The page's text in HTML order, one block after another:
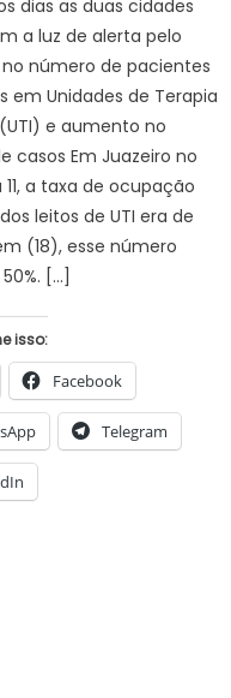
dias as duas cidades
a luz de alerta pelo
número de pacientes
em Unidades de Terapia
e aumento no
casos Em Juazeiro no
a taxa de ocupação
leitos de UTI era de
(18), esse número
[…]
isso:
Facebook
Telegram